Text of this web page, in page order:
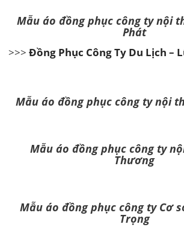
Mẫu áo đồng phục công ty nội
Phát
>>>Đồng Phục Công Ty Du Lịch –
Mẫu áo đồng phục công ty nội
Mẫu áo đồng phục công ty
Thương
Mẫu áo đồng phục công ty Cơ
Trọng